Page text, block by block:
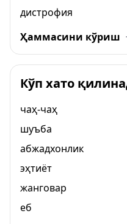
дистрофия
Ҳаммасини кўриш
Кўп хато
чаҳ-чаҳ
шуъба
абжадхонлик
эҳтиёт
жанговар
еб